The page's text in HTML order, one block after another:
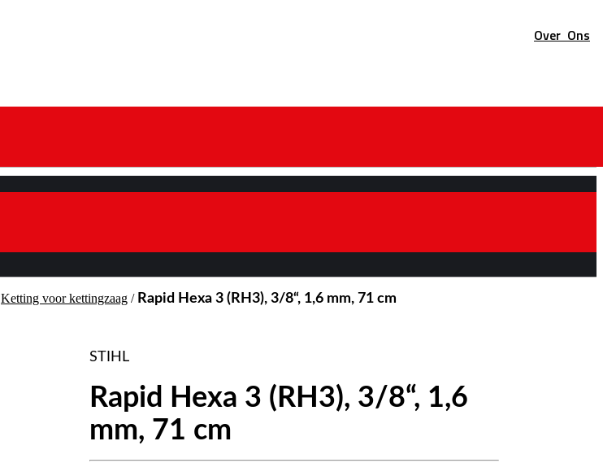
Over Ons
Ketting voor kettingzaag / Rapid Hexa 3 (RH3), 3/8“, 1,6 mm, 71 cm
STIHL
Rapid Hexa 3 (RH3), 3/8“, 1,6
mm, 71 cm